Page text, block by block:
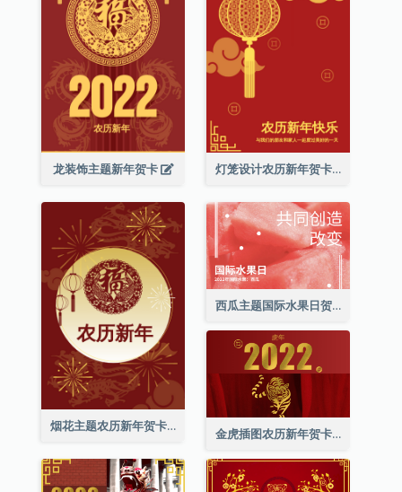
龙装饰主题新年贺卡 灯笼设计农历新年贺卡
烟花主题农历新年贺卡
西瓜主题国际水果日贺卡
金虎插图农历新年贺卡